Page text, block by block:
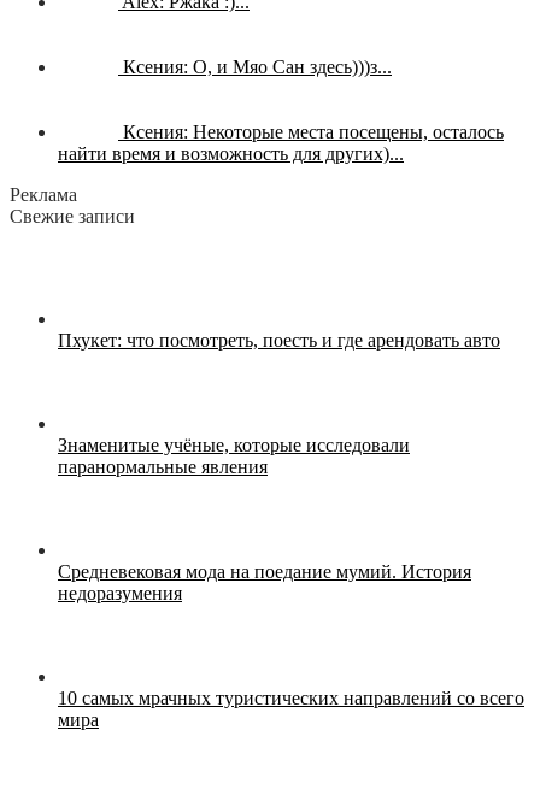
Ксения: О, и Мяо Сан здесь)))з...
Ксения: Некоторые места посещены, осталось
найти время и возможность для других)...
Реклама
Свежие записи
Пхукет: что посмотреть, поесть и где арендовать авто
Знаменитые учёные, которые исследовали
паранормальные явления
Средневековая мода на поедание мумий. История
недоразумения
10 самых мрачных туристических направлений со всего
мира